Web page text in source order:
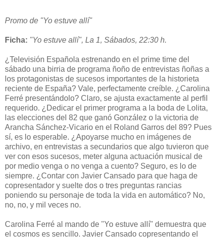
Promo de "Yo estuve allí"
Ficha: "Yo estuve allí", La 1, Sábados, 22:30 h.
¿Televisión Española estrenando en el prime time del
sábado una birria de programa ñoño de entrevistas ñoñas a
los protagonistas de sucesos importantes de la historieta
reciente de España? Vale, perfectamente creíble. ¿Carolina
Ferré presentándolo? Claro, se ajusta exactamente al perfil
requerido. ¿Dedicar el primer programa a la boda de Lolita,
las elecciones del 82 que ganó González o la victoria de
Arancha Sánchez-Vicario en el Roland Garros del 89? Pues
sí, es lo esperable. ¿Apoyarse mucho en imágenes de
archivo, en entrevistas a secundarios que algo tuvieron que
ver con esos sucesos, meter alguna actuación musical de
por medio venga o no venga a cuento? Seguro, es lo de
siempre. ¿Contar con Javier Cansado para que haga de
copresentador y suelte dos o tres preguntas rancias
poniendo su personaje de toda la vida en automático? No,
no, no, y mil veces no.
Carolina Ferré al mando de "Yo estuve allí" demuestra que
el cosmos es sencillo. Javier Cansado copresentando el